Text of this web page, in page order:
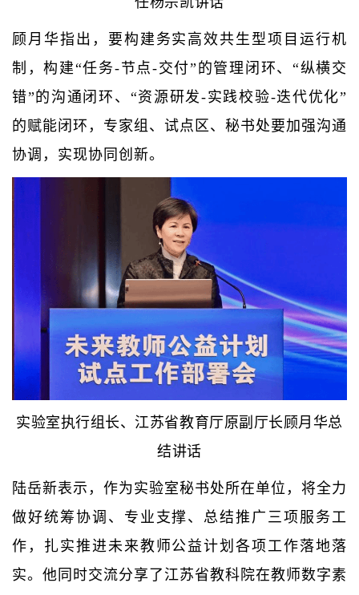
顾月华指出，要构建务实高效共生型项目运行机
制，构建“任务-节点-交付”的管理闭环、“纵横交
错”的沟通闭环、“资源研发-实践校验-迭代优化”
的赋能闭环，专家组、试点区、秘书处要加强沟通
协调，实现协同创新。
实验室执行组长、江苏省教育厅原副厅长顾月华总
结讲话
陆岳新表示，作为实验室秘书处所在单位，将全力
做好统筹协调、专业支撑、总结推广三项服务工
作，扎实推进未来教师公益计划各项工作落地落
实。他同时交流分享了江苏省教科院在教师数字素